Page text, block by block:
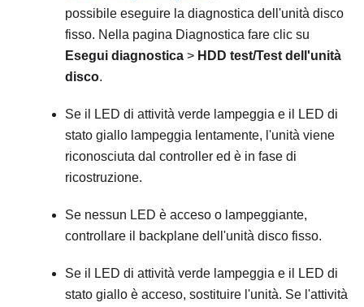
possibile eseguire la diagnostica dell'unità disco
fisso. Nella pagina Diagnostica fare clic su
Esegui diagnostica > HDD test/Test dell'unità
disco.
Se il LED di attività verde lampeggia e il LED di
stato giallo lampeggia lentamente, l'unità viene
riconosciuta dal controller ed è in fase di
ricostruzione.
Se nessun LED è acceso o lampeggiante,
controllare il backplane dell'unità disco fisso.
Se il LED di attività verde lampeggia e il LED di
stato giallo è acceso, sostituire l'unità. Se l'attività